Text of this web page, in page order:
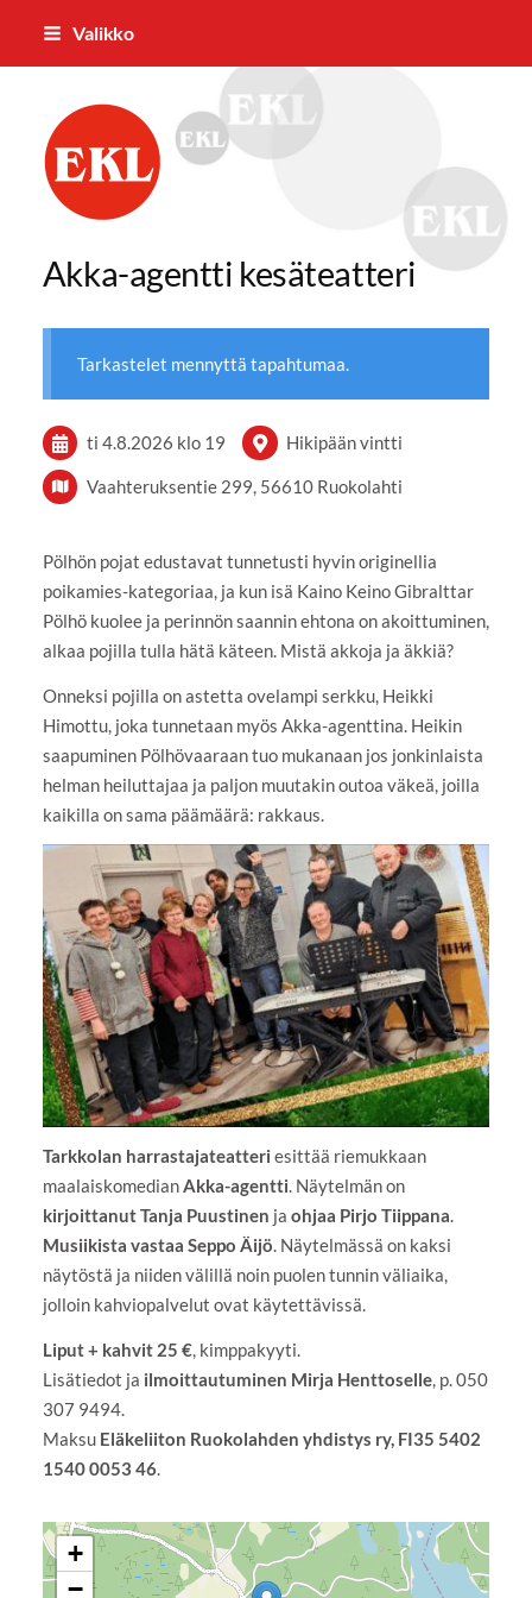
Siirry
Valikko
Ruokolahden Eläkkeensaajat ry
Akka-agentti kesäteatteri
Tarkastelet mennyttä tapahtumaa.
ti 4.8.2026 klo 19 Hikipään vintti
Vaahteruksentie 299, 56610 Ruokolahti
Pölhön pojat edustavat tunnetusti hyvin originellia
poikamies-kategoriaa, ja kun isä Kaino Keino Gibralttar
Pölhö kuolee ja perinnön saannin ehtona on akoittuminen,
alkaa pojilla tulla hätä käteen. Mistä akkoja ja äkkiä?
Onneksi pojilla on astetta ovelampi serkku, Heikki
Himottu, joka tunnetaan myös Akka-agenttina. Heikin
saapuminen Pölhövaaraan tuo mukanaan jos jonkinlaista
helman heiluttajaa ja paljon muutakin outoa väkeä, joilla
kaikilla on sama päämäärä: rakkaus.
Tarkkolan harrastajateatteri esittää riemukkaan
maalaiskomedianAkka-agentti. Näytelmän on
kirjoittanut Tanja Puustinen ja ohjaa Pirjo Tiippana.
Musiikista vastaa Seppo Äijö. Näytelmässä on kaksi
näytöstä ja niiden välillä noin puolen tunnin väliaika,
jolloin kahviopalvelut ovat käytettävissä.
Liput + kahvit 25 €, kimppakyyti.
Lisätiedot ja ilmoittautuminen Mirja Henttoselle, p. 050
307 9494.
Maksu Eläkeliiton Ruokolahden yhdistys ry, FI35 5402
1540 0053 46.
+
−